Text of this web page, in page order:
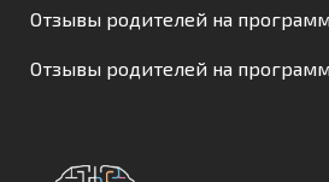
Отзывы родителей на
Отзывы родителей на